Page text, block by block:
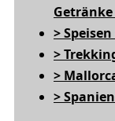
>
>
>
>